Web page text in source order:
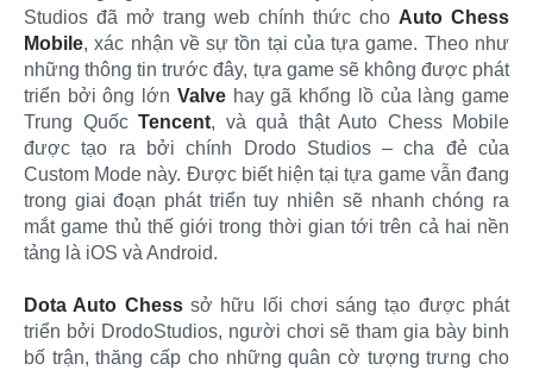
Studios đã mở trang web chính thức cho Auto Chess
Mobile, xác nhận về sự tồn tại của tựa game. Theo như
những thông tin trước đây, tựa game sẽ không được phát
triển bởi ông lớn Valvehay gã khổng lồ của làng game
Trung Quốc Tencent, và quả thật Auto Chess Mobile
được tạo ra bởi chính Drodo Studios – cha đẻ của
Custom Mode này. Được biết hiện tại tựa game vẫn đang
trong giai đoạn phát triển tuy nhiên sẽ nhanh chóng ra
mắt game thủ thế giới trong thời gian tới trên cả hai nền
tảng là iOS và Android.
Dota Auto Chesssở hữu lối chơi sáng tạo được phát
triển bởi DrodoStudios, người chơi sẽ tham gia bày binh
bố trận, thăng cấp cho những quân cờ tượng trưng cho